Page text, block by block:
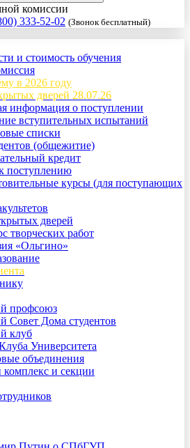
комиссии
333-52-02 (Звонок бесплатный)
и стоимость обучения
в 2026 году
дверей 28.07.26
информация о поступлении
вступительных испытаний
списки
(общежитие)
кредит
поступлению
курсы (для поступающих
дверей
творческих работ
«Ольгино»
профсоюз
Совет Дома студентов
клуб
Университета
объединения
и секции